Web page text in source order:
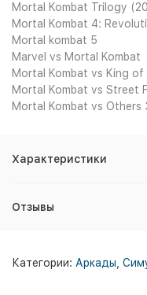
Mortal Kombat Trilogy
Mortal Kombat 4:
Mortal kombat 5
Marvel vs Mortal Kombat
Mortal Kombat vs King of
Mortal Kombat vs Street
Mortal Kombat vs Others
Характеристики
Отзывы
Категории: Аркады